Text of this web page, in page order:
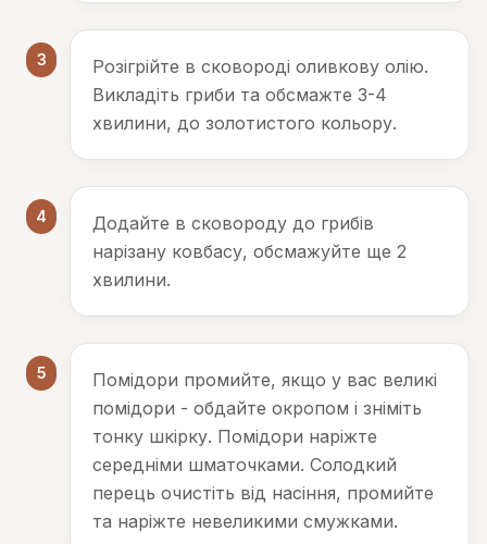
3
Розігрійте в сковороді оливкову олію.
Викладіть гриби та обсмажте 3-4
хвилини, до золотистого кольору.
4
Додайте в сковороду до грибів
нарізану ковбасу, обсмажуйте ще 2
хвилини.
5
Помідори промийте, якщо у вас великі
помідори - обдайте окропом і зніміть
тонку шкірку. Помідори наріжте
середніми шматочками. Солодкий
перець очистіть від насіння, промийте
та наріжте невеликими смужками.